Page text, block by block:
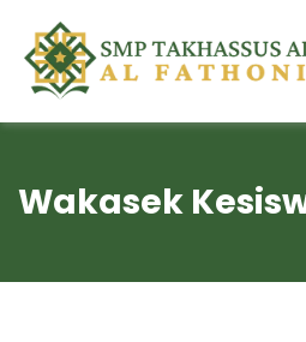
Wakasek